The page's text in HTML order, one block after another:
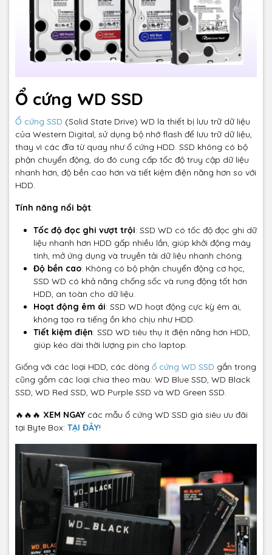
Ổ cứng WD SSD
Ổ cứng SSD (Solid State Drive) WD là thiết bị lưu trữ dữ liệu
của Western Digital, sử dụng bộ nhớ flash để lưu trữ dữ liệu,
thay vì các đĩa từ quay như ổ cứng HDD. SSD không có bộ
phận chuyển động, do đó cung cấp tốc độ truy cập dữ liệu
nhanh hơn, độ bền cao hơn và tiết kiệm điện năng hơn so với
HDD.
Tính năng nổi bật:
Tốc độ đọc ghi vượt trội: SSD WD có tốc độ đọc ghi dữ
liệu nhanh hơn HDD gấp nhiều lần, giúp khởi động máy
tính, mở ứng dụng và truyền tải dữ liệu nhanh chóng.
Độ bền cao: Không có bộ phận chuyển động cơ học,
SSD WD có khả năng chống sốc và rung động tốt hơn
HDD, an toàn cho dữ liệu.
Hoạt động êm ái: SSD WD hoạt động cực kỳ êm ái,
không tạo ra tiếng ồn khó chịu như HDD.
Tiết kiệm điện: SSD WD tiêu thụ ít điện năng hơn HDD,
giúp kéo dài thời lượng pin cho laptop.
Giống với các loại HDD, các dòng ổ cứng WD SSD gắn trong
cũng gồm các loại chia theo màu: WD Blue SSD, WD Black
SSD, WD Red SSD, WD Purple SSD và WD Green SSD.
🔥🔥🔥 XEM NGAY các mẫu ổ cứng WD SSD giá siêu ưu đãi
tại Byte Box: TẠI ĐÂY!